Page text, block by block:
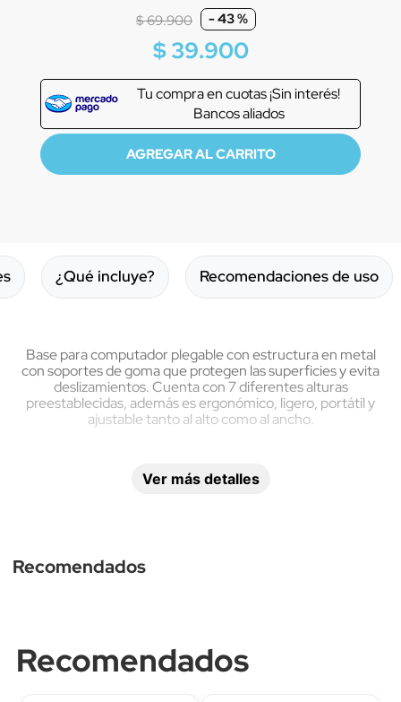
$69.900 -43 %
$39.900
Tu compra encuotas ¡Sin interés!
Bancos aliados
¿Qué incluye? Recomendaciones de uso
Base para computador plegable con estructura en metal
con soportes de goma que protegen las superficies y evita
deslizamientos. Cuenta con 7 diferentes alturas
preestablecidas, además es ergonómico, ligero, portátil y
ajustable tanto al alto como al ancho.
Ver más detalles
Recomendados
Recomendados